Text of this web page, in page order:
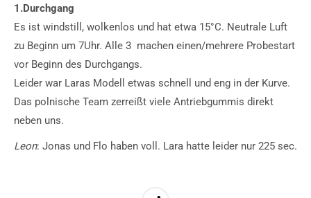
1.Durchgang
Es ist windstill, wolkenlos und hat etwa 15°C. Neutrale Luft
zu Beginn um 7Uhr. Alle 3 machen einen/mehrere Probestart
vor Beginn des Durchgangs.
Leider war Laras Modell etwas schnell und eng in der Kurve.
Das polnische Team zerreißt viele Antriebgummis direkt
neben uns.
Leon: Jonas und Flo haben voll. Lara hatte leider nur 225 sec.